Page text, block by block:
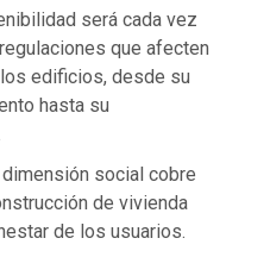
será cada vez
que afecten
edificios, desde su
hasta su
social cobre
de vivienda
de los usuarios.